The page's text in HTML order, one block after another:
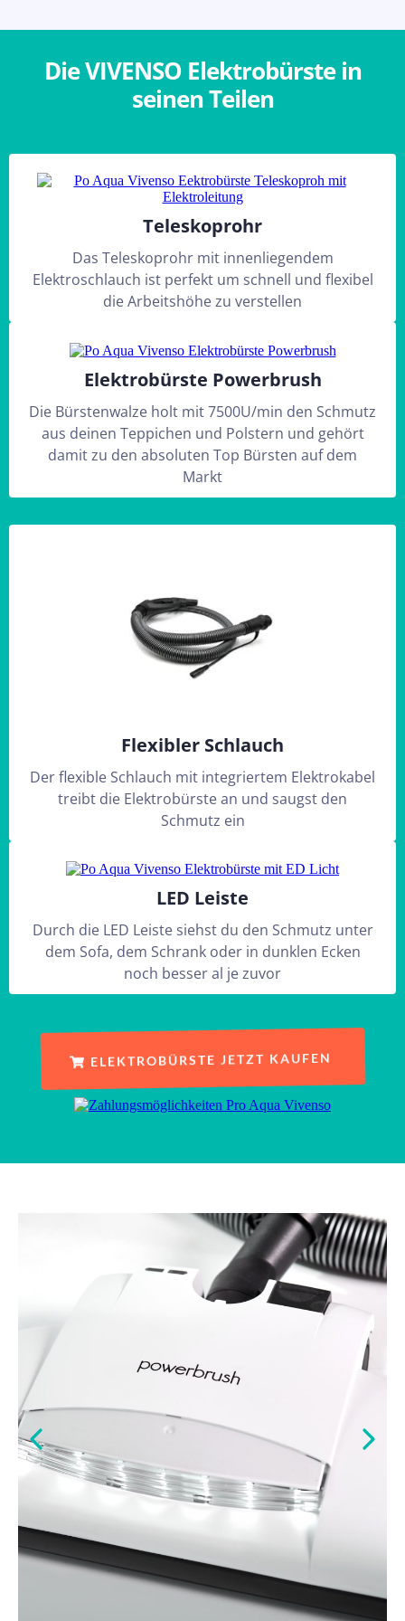
Die VIVENSO Elektrobürste in
seinen Teilen
Teleskoprohr
Das Teleskoprohr mit innenliegendem
Elektroschlauch ist perfekt um schnell und flexibel
die Arbeitshöhe zu verstellen
Elektrobürste Powerbrush
Die Bürstenwalze holt mit 7500U/min den Schmutz
aus deinen Teppichen und Polstern und gehört
damit zu den absoluten Top Bürsten auf dem
Markt
Flexibler Schlauch
Der flexible Schlauch mit integriertem Elektrokabel
treibt die Elektrobürste an und saugst den
Schmutz ein
LED Leiste
Durch die LED Leiste siehst du den Schmutz unter
dem Sofa, dem Schrank oder in dunklen Ecken
noch besser al je zuvor
ELEKTROBÜRSTE JETZT KAUFEN